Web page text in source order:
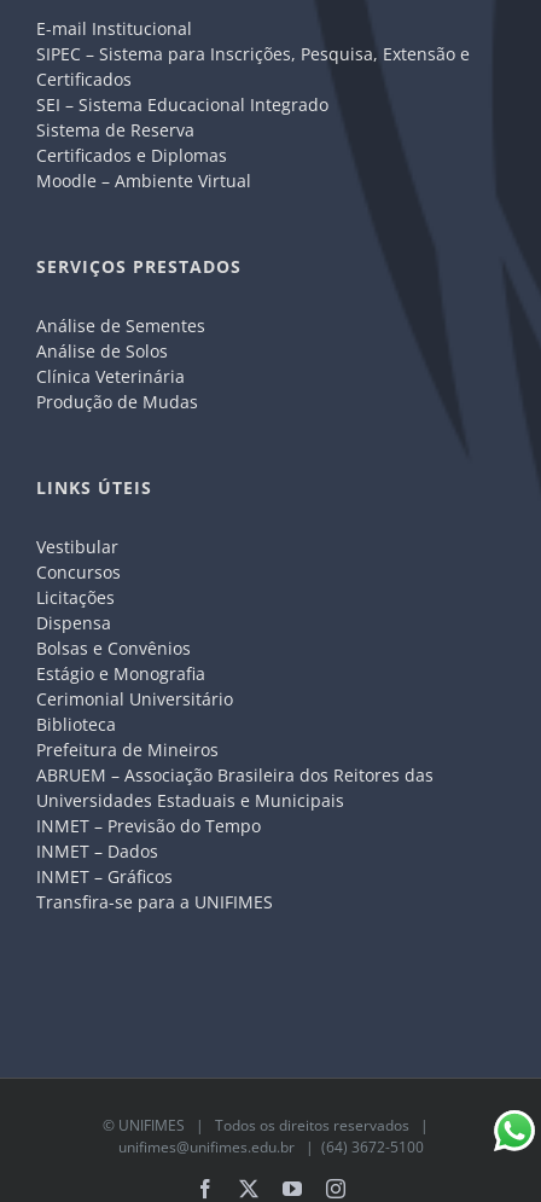
E-mail Institucional
SIPEC – Sistema para Inscrições, Pesquisa, Extensão e
Certificados
SEI – Sistema Educacional Integrado
Sistema de Reserva
Certificados e Diplomas
Moodle – Ambiente Virtual
SERVIÇOS PRESTADOS
Análise de Sementes
Análise de Solos
Clínica Veterinária
Produção de Mudas
LINKS ÚTEIS
Vestibular
Concursos
Licitações
Dispensa
Bolsas e Convênios
Estágio e Monografia
Cerimonial Universitário
Biblioteca
Prefeitura de Mineiros
ABRUEM – Associação Brasileira dos Reitores das
Universidades Estaduais e Municipais
INMET – Previsão do Tempo
INMET – Dados
INMET – Gráficos
Transfira-se para a UNIFIMES
© UNIFIMES | Todos os direitos reservados |
unifimes@unifimes.edu.br| (64) 3672-5100
Facebook YouTubeInstagram